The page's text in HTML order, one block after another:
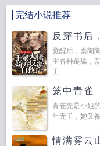
完结小说推荐
反穿书后
觉醒后，秦陶
主各种跪舔，
工...
笼中青雀
青雀先是小姐
年无子，她又
情满雾云